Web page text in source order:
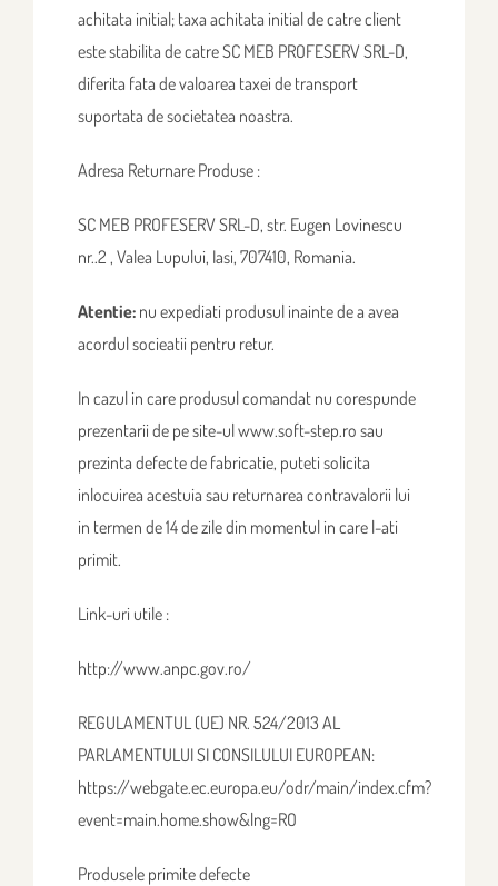
achitata initial; taxa achitata initial de catre client
este stabilita de catre SC MEB PROFESERV SRL-D,
diferita fata de valoarea taxei de transport
suportata de societatea noastra.
Adresa Returnare Produse :
SC MEB PROFESERV SRL-D, str. Eugen Lovinescu
nr..2 , Valea Lupului, Iasi, 707410, Romania.
Atentie: nu expediati produsul inainte de a avea
acordul socieatii pentru retur.
In cazul in care produsul comandat nu corespunde
prezentarii de pe site-ul www.soft-step.ro sau
prezinta defecte de fabricatie, puteti solicita
inlocuirea acestuia sau returnarea contravalorii lui
in termen de 14 de zile din momentul in care l-ati
primit.
Link-uri utile :
http://www.anpc.gov.ro/
REGULAMENTUL (UE) NR. 524/2013 AL
PARLAMENTULUI SI CONSILULUI EUROPEAN:
https://webgate.ec.europa.eu/odr/main/index.cfm?
event=main.home.show&lng=RO
Produsele primite defecte